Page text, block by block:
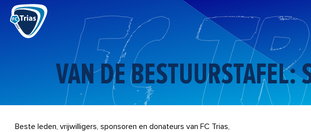
naar
VAN DE
Beste leden, vrijwilligers, sponsoren en donateurs van FC Trias,